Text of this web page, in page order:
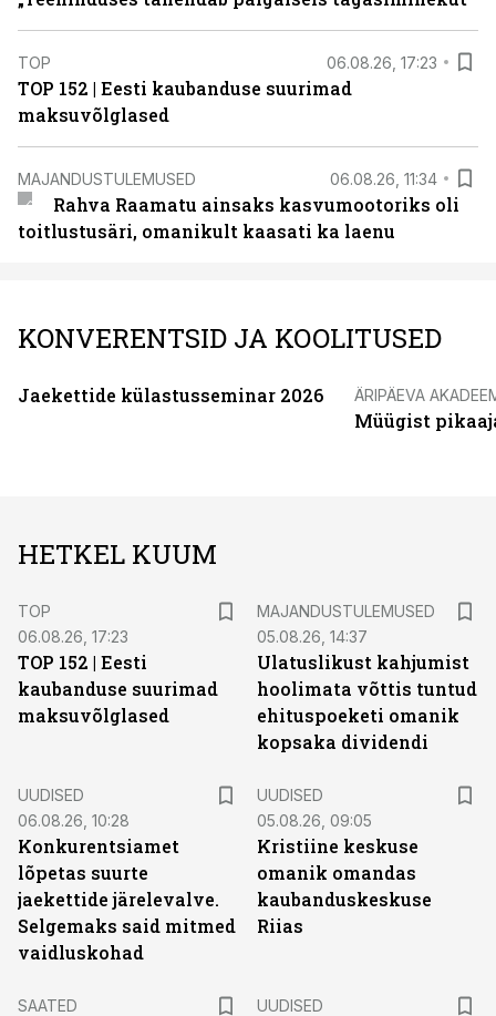
TOP 06.08.26, 17:23
TOP 152 | Eesti kaubanduse suurimad
maksuvõlglased
MAJANDUSTULEMUSED 06.08.26, 11:34
Rahva Raamatu ainsaks kasvumootoriks oli
toitlustusäri, omanikult kaasati ka laenu
KONVERENTSID JA KOOLITUSED
Jaekettide külastusseminar 2026 ÄRIPÄEVA
Müügist
HETKEL KUUM
TOP
06.08.26, 17:23
TOP 152 | Eesti
kaubanduse suurimad
maksuvõlglased
MAJANDUSTULEMUSED
05.08.26, 14:37
Ulatuslikust kahjumist
hoolimata võttis tuntud
ehituspoeketi omanik
kopsaka dividendi
UUDISED
06.08.26, 10:28
Konkurentsiamet
lõpetas suurte
jaekettide järelevalve.
Selgemaks said mitmed
vaidluskohad
UUDISED
05.08.26, 09:05
Kristiine keskuse
omanik omandas
kaubanduskeskuse
Riias
SAATED
UUDISED